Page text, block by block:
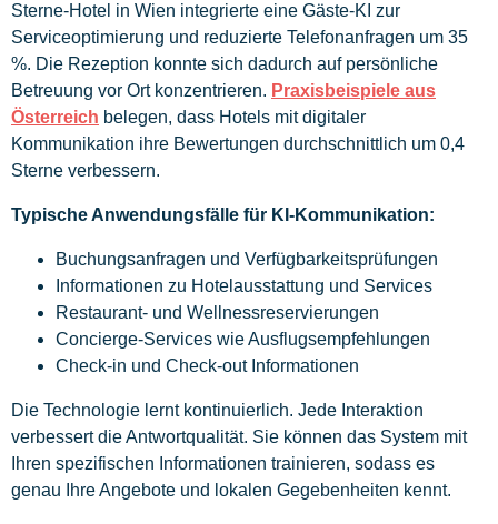
Sterne-Hotel in Wien integrierte eine Gäste-KI zur
Serviceoptimierung und reduzierte Telefonanfragen um 35
%. Die Rezeption konnte sich dadurch auf persönliche
Betreuung vor Ort konzentrieren. Praxisbeispiele aus
Österreich belegen, dass Hotels mit digitaler
Kommunikation ihre Bewertungen durchschnittlich um 0,4
Sterne verbessern.
Typische Anwendungsfälle für KI-Kommunikation:
Buchungsanfragen und Verfügbarkeitsprüfungen
Informationen zu Hotelausstattung und Services
Restaurant- und Wellnessreservierungen
Concierge-Services wie Ausflugsempfehlungen
Check-in und Check-out Informationen
Die Technologie lernt kontinuierlich. Jede Interaktion
verbessert die Antwortqualität. Sie können das System mit
Ihren spezifischen Informationen trainieren, sodass es
genau Ihre Angebote und lokalen Gegebenheiten kennt.